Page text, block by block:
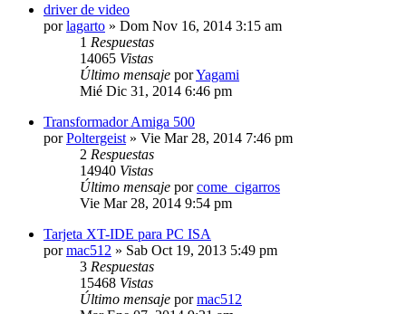
driver de video
porlagarto » Dom Nov 16, 2014 3:15 am
1 Respuestas
14065 Vistas
Último mensaje porYagami
Mié Dic 31, 2014 6:46 pm
Transformador Amiga 500
porPoltergeist » Vie Mar 28, 2014 7:46 pm
2 Respuestas
14940 Vistas
Último mensaje porcome_cigarros
Vie Mar 28, 2014 9:54 pm
Tarjeta XT-IDE para PC ISA
pormac512 » Sab Oct 19, 2013 5:49 pm
3 Respuestas
15468 Vistas
Último mensaje pormac512